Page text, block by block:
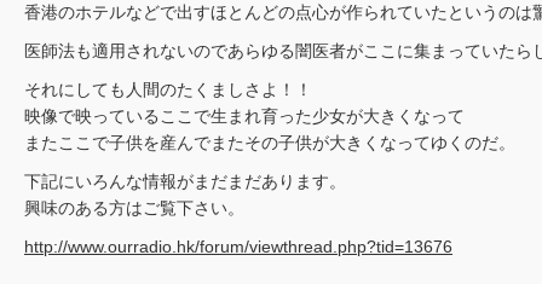
香港のホテルなどで出すほとんどの点心が作られていたというのは
医師法も適用されないのであらゆる闇医者がここに集まっていたら
それにしても人間のたくましさよ！！
映像で映っているここで生まれ育った少女が大きくなって
またここで子供を産んでまたその子供が大きくなってゆくのだ。
下記にいろんな情報がまだまだあります。
興味のある方はご覧下さい。
http://www.ourradio.hk/forum/viewthread.php?tid=13676